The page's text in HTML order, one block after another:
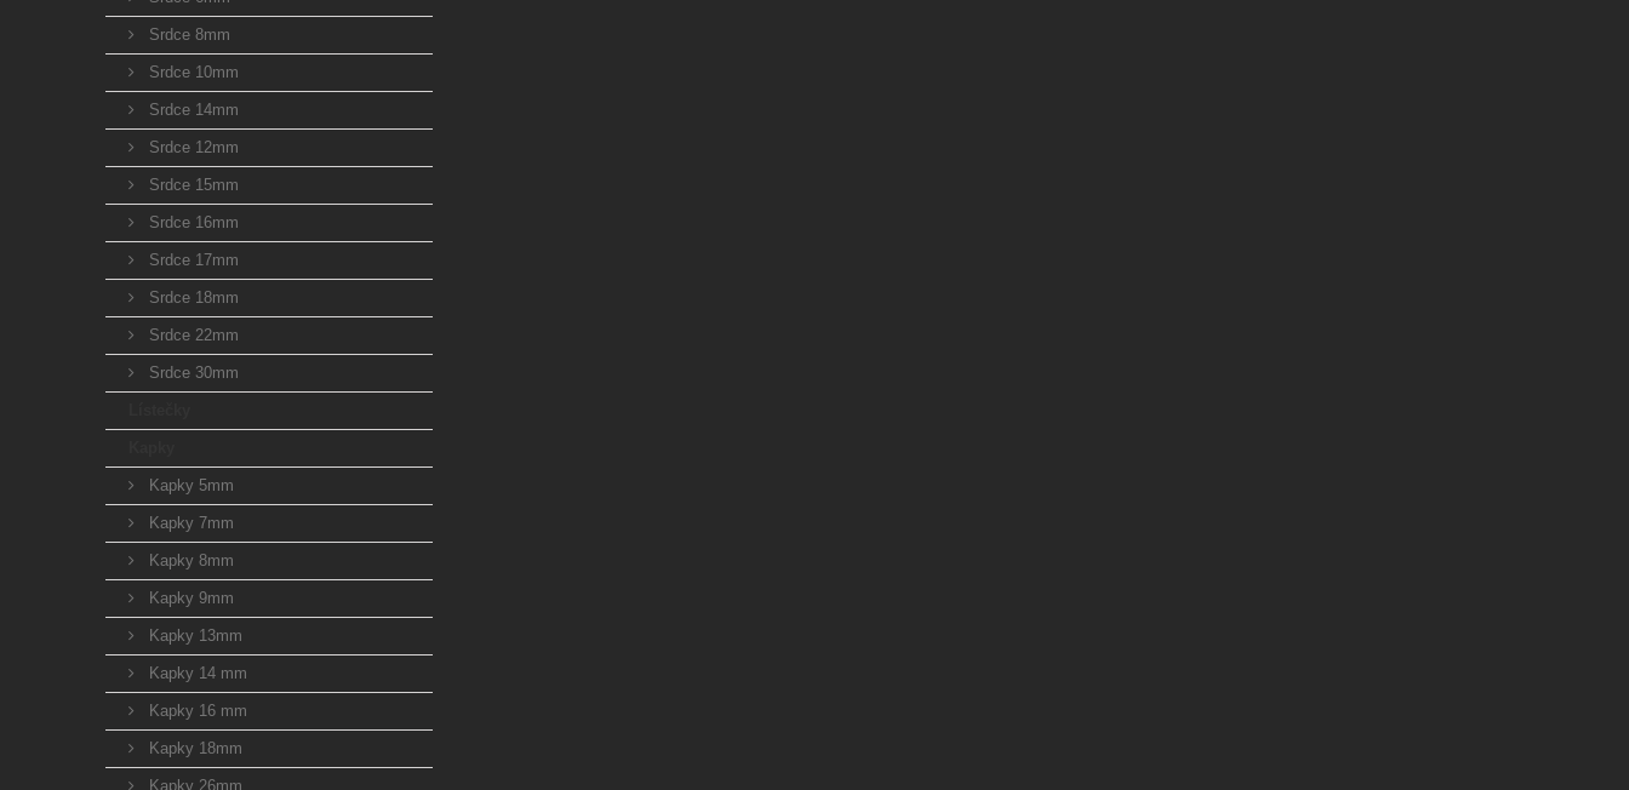
Srdce 8mm
Srdce 10mm
Srdce 14mm
Srdce 12mm
Srdce 15mm
Srdce 16mm
Srdce 17mm
Srdce 18mm
Srdce 22mm
Srdce 30mm
Kapky 5mm
Kapky 7mm
Kapky 8mm
Kapky 9mm
Kapky 13mm
Kapky 14 mm
Kapky 16 mm
Kapky 18mm
Kapky 26mm